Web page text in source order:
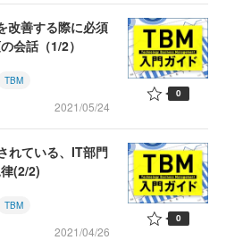
改善する際に必須
会話（1/2）
TBM
2021/05/24
0
れている、IT部門
(2/2)
TBM
2021/04/26
0